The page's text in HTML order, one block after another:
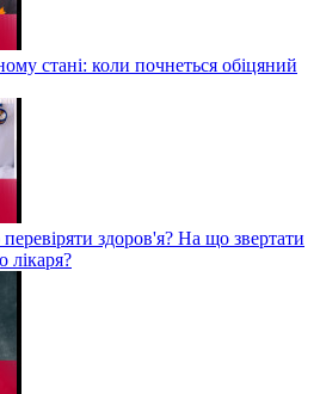
стані: коли почнеться обіцяний
здоров'я? На що звертати
лікаря?